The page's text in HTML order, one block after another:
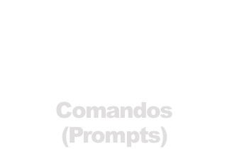
Comandos
(Prompts)